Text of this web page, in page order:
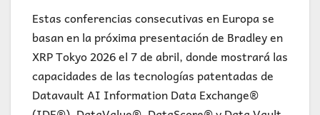
Estas conferencias consecutivas en Europa se
basan en la próxima presentación de Bradley en
XRP Tokyo 2026 el 7 de abril, donde mostrará las
capacidades de las tecnologías patentadas de
Datavault AI Information Data Exchange®